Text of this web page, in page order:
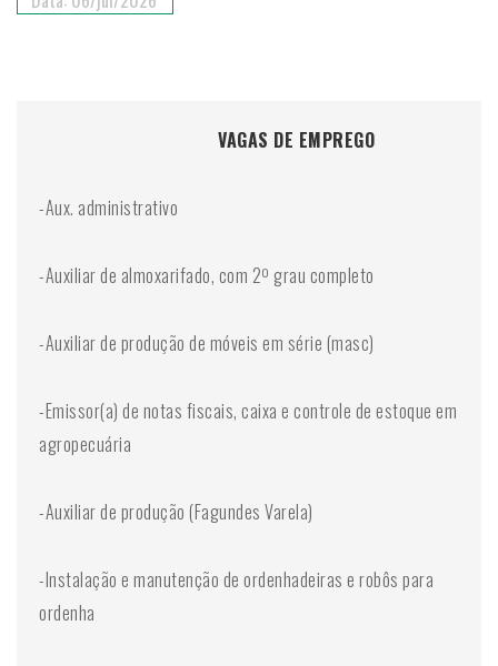
VAGAS DE EMPREGO
-Aux. administrativo
-Auxiliar de almoxarifado, com 2º grau completo
-Auxiliar de produção de móveis em série (masc)
-Emissor(a) de notas fiscais, caixa e controle de estoque em
agropecuária
-Auxiliar de produção (Fagundes Varela)
-Instalação e manutenção de ordenhadeiras e robôs para
ordenha